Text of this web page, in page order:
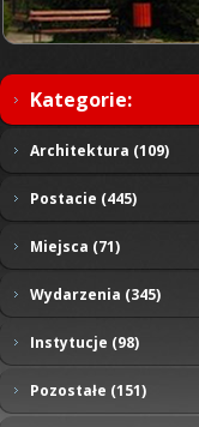
Kategorie:
Architektura (109)
Postacie (445)
Miejsca (71)
Wydarzenia (345)
Instytucje (98)
Pozostałe (151)